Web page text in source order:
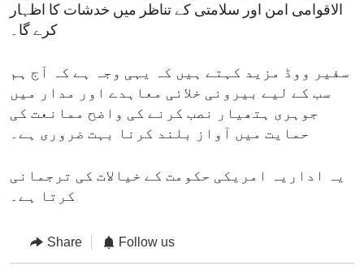
الاقوامی امن اور سلامتی کے تناظر میں خدشات کا اظہار
کرے گا۔
سفیر ووڈ مزید کہتے ہیں کہ یہی وجہ ہے کہ آج ہم
سب کے لیے بیرونی خلائی معاہدے اور مدار میں
جوہری ہتھیار نصب کرنے کی واضح ممانعت کی
حمایت میں آواز بلند کرنا بہت ضروری ہے۔
یہ اداریہ امریکی حکومت کے خیالات کی ترجمانی
کرتا ہے۔
Share Follow us